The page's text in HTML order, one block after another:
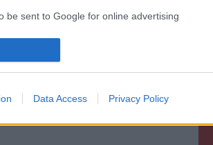
be sent to Google for online advertising
me personalized advertising.
storage related to analytics like cookies on
Data Access Privacy Policy